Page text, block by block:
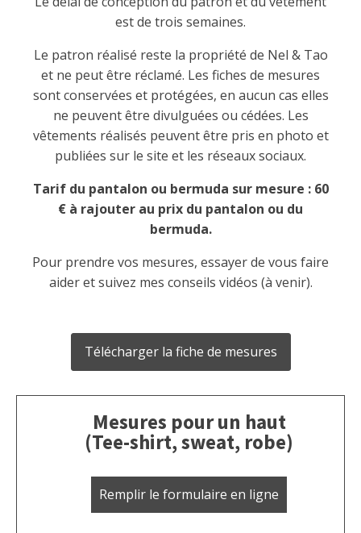
est de trois semaines.
Le patron réalisé reste la propriété de Nel & Tao
et ne peut être réclamé. Les fiches de mesures
sont conservées et protégées, en aucun cas elles
ne peuvent être divulguées ou cédées. Les
vêtements réalisés peuvent être pris en photo et
publiées sur le site et les réseaux sociaux.
Tarif du pantalon ou bermuda sur mesure : 60
€ à rajouter au prix du pantalon ou du
bermuda.
Pour prendre vos mesures, essayer de vous faire
aider et suivez mes conseils vidéos (à venir).
Télécharger la fiche de mesures
Mesures pour un haut
(Tee-shirt, sweat, robe)
Remplir le formulaire en ligne